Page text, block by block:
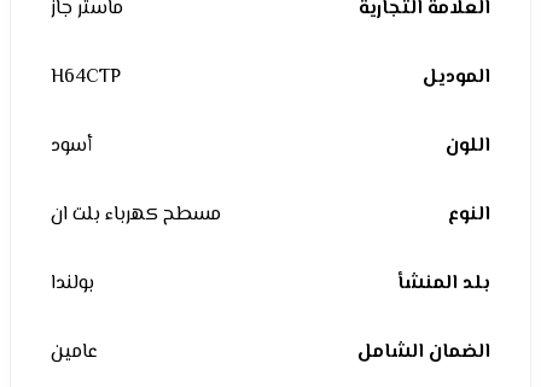
العلامة التجارية ماستر جاز
الموديل H64CTP
اللون أسود
النوع مسطح كهرباء بلت ان
بلد المنشأ بولندا
الضمان الشامل عامين